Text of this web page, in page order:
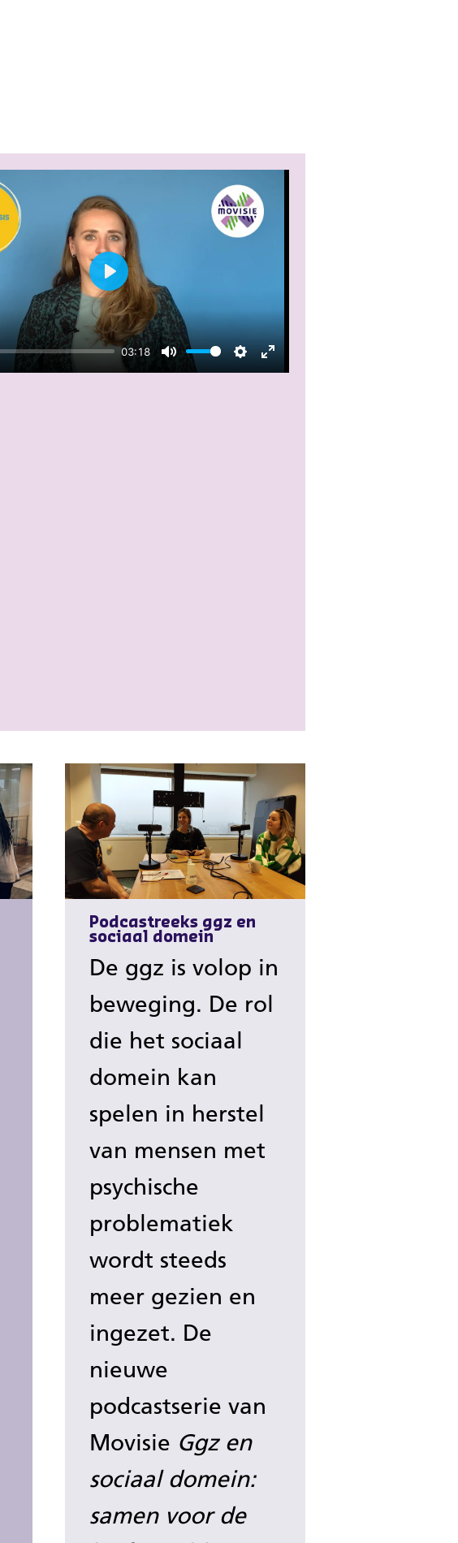
03:18
Mute Settings
Enter
Play
Podcastreeks ggz en
sociaal domein
De ggz is volop in
beweging. De rol
die het sociaal
domein kan
spelen in herstel
van mensen met
psychische
problematiek
wordt steeds
meer gezien en
ingezet. De
nieuwe
podcastserie van
Movisie Ggz en
sociaal domein:
samen voor de